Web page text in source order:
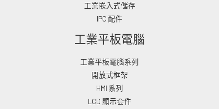
工業嵌入式儲存
IPC 配件
工業平板電腦
工業平板電腦系列
開放式框架
HMI 系列
LCD 顯示套件